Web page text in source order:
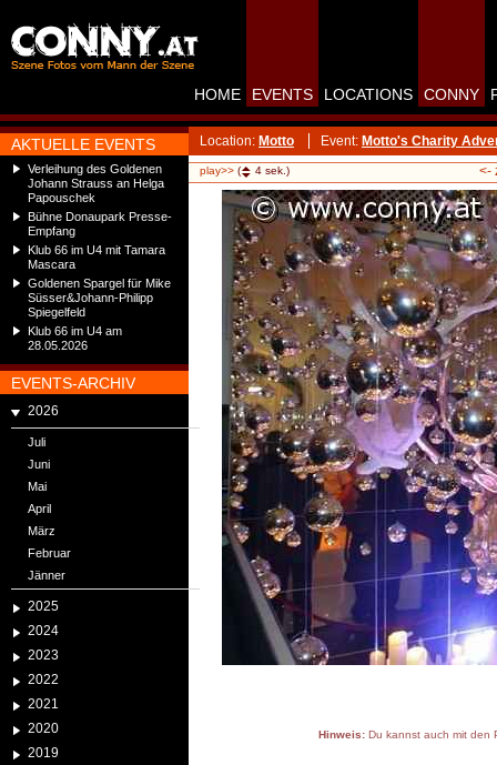
AKTUELLE EVENTS
Verleihung des Goldenen
Johann Strauss an Helga
Papouschek
Bühne Donaupark Presse-
Empfang
Klub 66 im U4 mit Tamara
Mascara
Goldenen Spargel für Mike
Süsser&Johann-Philipp
Spiegelfeld
Klub 66 im U4 am
28.05.2026
EVENTS-ARCHIV
2026
Juli
Juni
Mai
April
März
Februar
Jänner
2025
2024
2023
2022
2021
2020
2019
HOME EVENTS LOCATIONS CONNY
Location: Motto Event: Motto's Charity
play>> ( 4 sek.) <-
Hinweis:Du kannst auch mit den